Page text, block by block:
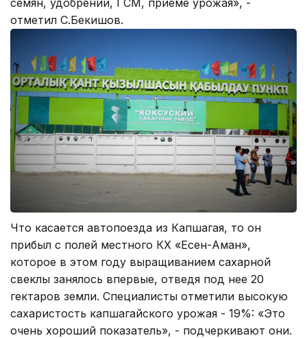
семян, удобрений, ГСМ, приеме урожая», -
отметил С.Бекишов.
Что касается автопоезда из Капшагая, то он
прибыл с полей местного КХ «Есен-Аман»,
которое в этом году выращиванием сахарной
свеклы занялось впервые, отведя под нее 20
гектаров земли. Специалисты отметили высокую
сахаристость капшагайского урожая - 19%: «Это
очень хороший показатель», - подчеркивают они.